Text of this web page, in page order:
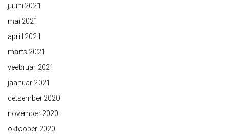
juuni 2021
mai 2021
aprill 2021
märts 2021
veebruar 2021
jaanuar 2021
detsember 2020
november 2020
oktoober 2020